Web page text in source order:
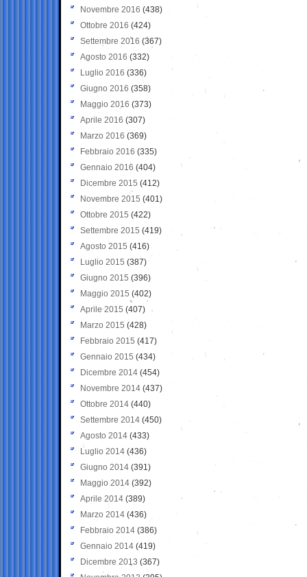
Novembre 2016 (438)
Ottobre 2016 (424)
Settembre 2016 (367)
Agosto 2016 (332)
Luglio 2016 (336)
Giugno 2016 (358)
Maggio 2016 (373)
Aprile 2016 (307)
Marzo 2016 (369)
Febbraio 2016 (335)
Gennaio 2016 (404)
Dicembre 2015 (412)
Novembre 2015 (401)
Ottobre 2015 (422)
Settembre 2015 (419)
Agosto 2015 (416)
Luglio 2015 (387)
Giugno 2015 (396)
Maggio 2015 (402)
Aprile 2015 (407)
Marzo 2015 (428)
Febbraio 2015 (417)
Gennaio 2015 (434)
Dicembre 2014 (454)
Novembre 2014 (437)
Ottobre 2014 (440)
Settembre 2014 (450)
Agosto 2014 (433)
Luglio 2014 (436)
Giugno 2014 (391)
Maggio 2014 (392)
Aprile 2014 (389)
Marzo 2014 (436)
Febbraio 2014 (386)
Gennaio 2014 (419)
Dicembre 2013 (367)